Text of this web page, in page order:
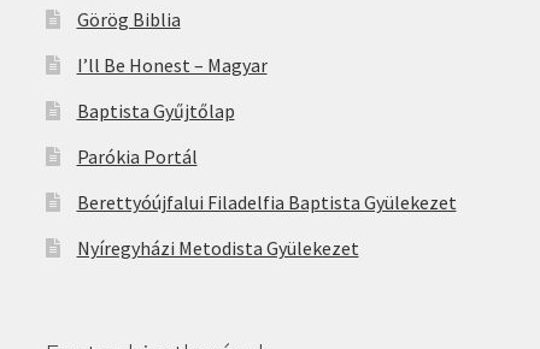
Görög Biblia
I’ll Be Honest – Magyar
Baptista Gyűjtőlap
Parókia Portál
Berettyóújfalui Filadelfia Baptista Gyülekezet
Nyíregyházi Metodista Gyülekezet